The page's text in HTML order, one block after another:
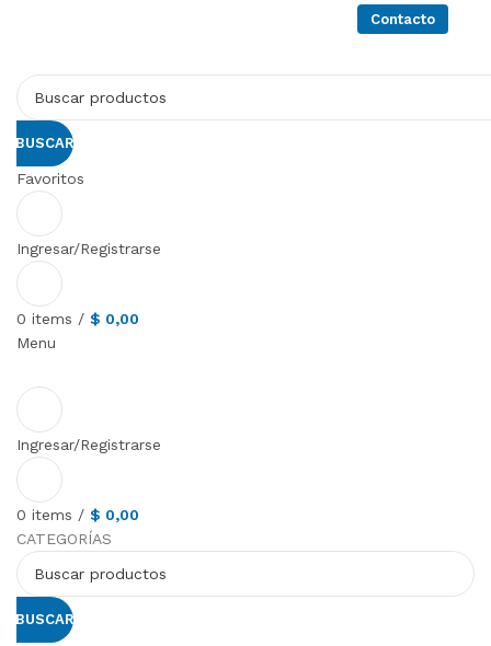
Contacto
BUSCAR
Favoritos
Ingresar/Registrarse
0 items / $ 0,00
Menu
Ingresar/Registrarse
0 items / $ 0,00
CATEGORÍAS
BUSCAR